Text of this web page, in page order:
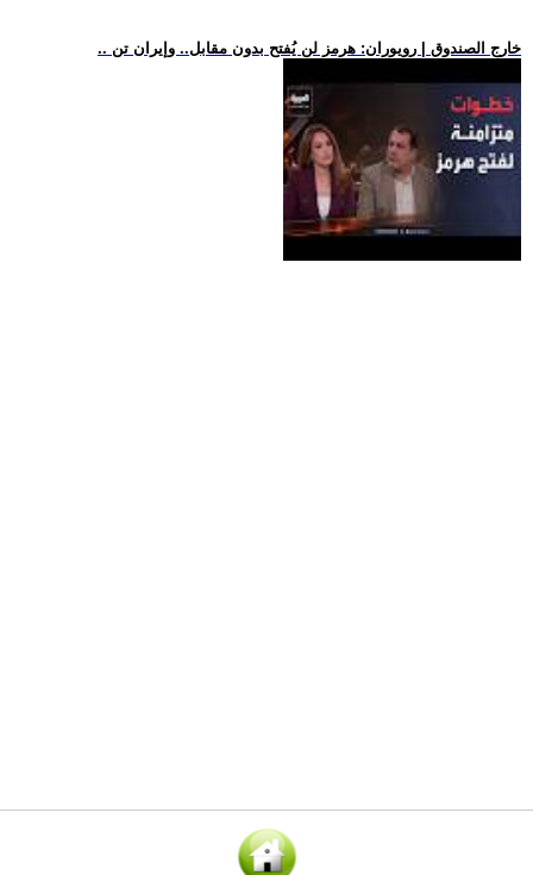
.. خارج الصندوق | رويوران: هرمز لن يُفتح بدون مقابل.. وإيران تن